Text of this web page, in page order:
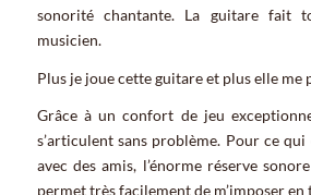
sonorité chantante. La guitare fait
musicien.
Plus je joue cette guitare et plus elle me
Grâce à un confort de jeu
s’articulent sans problème. Pour ce
avec des amis, l’énorme réserve
permet très facilement de m’imposer en